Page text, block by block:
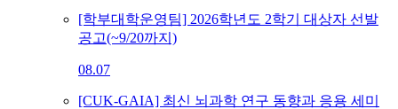
[학부대학운영팀] 2026학년도 2학기 대상자 선발
공고(~9/20까지)
08.07
[CUK-GAIA] 최신 뇌과학 연구 동향과 응용 세미